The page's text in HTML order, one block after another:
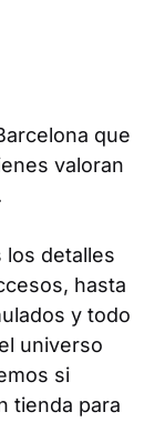
que
valoran
los detalles
hasta
y todo
universo
si
tienda para